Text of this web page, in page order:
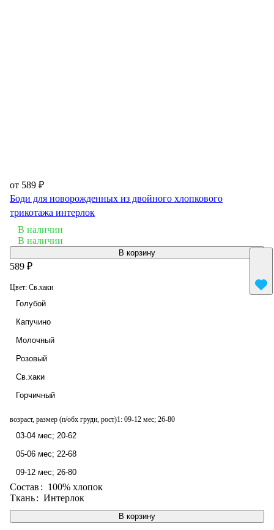
от 589 ₽
Боди для новорожденных из двойного хлопкового
трикотажа интерлок
В наличии
В корзину
В наличии
В корзину
589 ₽
Цвет: Св.хаки
Голубой
Капучино
Молочный
Розовый
Св.хаки
Горчичный
возраст, размер (п/обх груди, рост)1: 09-12 мес; 26-80
03-04 мес; 20-62
05-06 мес; 22-68
09-12 мес; 26-80
Состав: 100% хлопок
Ткань: Интерлок